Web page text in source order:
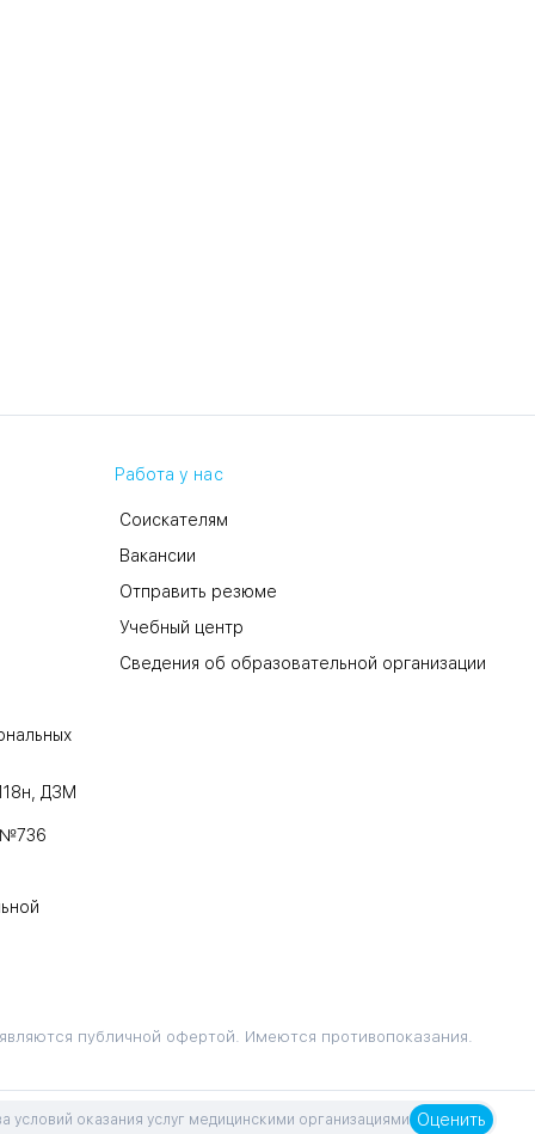
ДЗМ
№736
Работа у нас
Соискателям
Вакансии
Отправить резюме
Учебный центр
Сведения об образовательной организации
публичной офертой. Имеются противопоказания.
условий оказания услуг медицинскими организациями Оценить